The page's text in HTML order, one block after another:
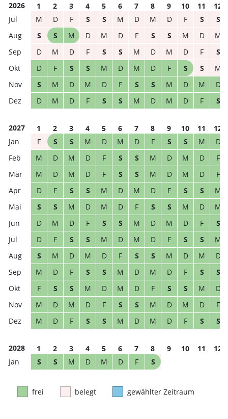
2026 1 2 3 4 5 6 7 8 9 10 11
12
M
D F S S M D M D F S
S
S
S M D M D F S S M D
M
D
M D F S S M D M D F
S
D
F S S M D M D F S S
M
S
M D M D F S S M D M
D
D
M D F S S M D M D F S
2027 1 2 3 4 5 6 7 8 9 10 11
12
F
S S M D M D F S S M
D
M
D M D F S S M D M D
F
M
D M D F S S M D M D
F
D
F S S M D M D F S S
M
S
S M D M D F S S M D
M
D
M D F S S M D M D F
S
D
F S S M D M D F S S
M
S
M D M D F S S M D M
D
M
D F S S M D M D F S
S
F
S S M D M D F S S M
D
M
D M D F S S M D M D
F
M
D F S S M D M D F S S
2028 1 2 3 4 5 6 7 8 9 10 11
12
S
S M D M D F S
frei belegt gewählter Zeitraum